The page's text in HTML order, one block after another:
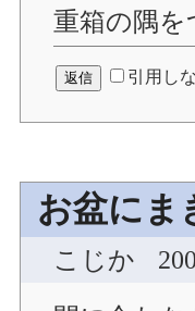
重箱の隅
引用し
お盆にま
こじか